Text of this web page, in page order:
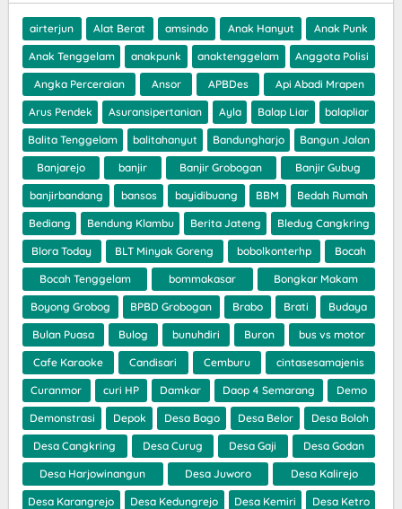
airterjun Alat Berat amsindo Anak Hanyut Anak Punk
Anak Tenggelam anakpunk anaktenggelam Anggota Polisi
Angka Perceraian Ansor APBDes Api Abadi Mrapen
Arus Pendek Asuransipertanian Ayla Balap Liar balapliar
Balita Tenggelam balitahanyut Bandungharjo Bangun Jalan
Banjarejo banjir Banjir Grobogan Banjir Gubug
banjirbandang bansos bayidibuang BBM Bedah Rumah
Bediang Bendung Klambu Berita Jateng Bledug Cangkring
Blora Today BLT Minyak Goreng bobolkonterhp Bocah
Bocah Tenggelam bommakasar Bongkar Makam
Boyong Grobog BPBD Grobogan Brabo Brati Budaya
Bulan Puasa Bulog bunuhdiri Buron bus vs motor
Cafe Karaoke Candisari Cemburu cintasesamajenis
Curanmor curi HP Damkar Daop 4 Semarang Demo
Demonstrasi Depok Desa Bago Desa Belor Desa Boloh
Desa Cangkring Desa Curug Desa Gaji Desa Godan
Desa Harjowinangun Desa Juworo Desa Kalirejo
Desa Karangrejo Desa Kedungrejo Desa Kemiri Desa Ketro